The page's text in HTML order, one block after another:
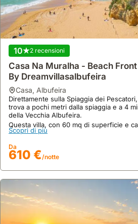
tipiche.
offre
maggiore
flessibilità.
10
2 recensioni
Casa Na Muralha - Beach
By Dreamvillasalbufeira
casa, Albufeira
Direttamente sulla Spiaggia dei
trova a pochi metri dalla spiaggia e a 4
della Vecchia Albufeira.
Questa villa, con 60 mq di superficie e
offre aria condizionata, Wi-Fi, una vasca
Scopri di più
Da
610 €/notte